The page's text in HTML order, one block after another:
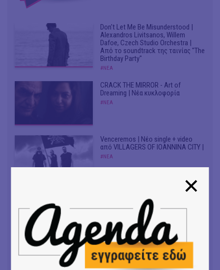
Don't Let Me Be Misunderstood |
Alexandros Livitsanos, Willem
Dafoe, Czech Studio Orchestra |
Από το soundtrack της ταινίας "The
Birthday Party"
#ΝΕΑ
CRACK THE MIRROR - Art of
Dreaming | Νέα κυκλοφορία
#ΝΕΑ
Venceremos | Νέο single + video
από VILLAGERS OF IOANNINA CITY |
#ΝΕΑ
Εναλλακτική Λυρική Σκηνή 2026/27
| Εναλλακτική Εποχή
#ΝΕΑ
Νέο single και music video πό
VASSIŁINA για HEATSTROKE σε μία
καυτή Αθήνα